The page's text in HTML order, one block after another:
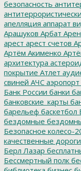
безопасность
апелляция аппарат
Арашуков Арбат
арест арест счетов
Артём Акименко
архитектура
покрытие Атлет
свиней АЧС аэропорт
Банк России банки
банковские_карты
барельеф баскетбол
бездомные
Безопасное колесо-
качественные дороги
Берл Лазар
Бессмертный полк